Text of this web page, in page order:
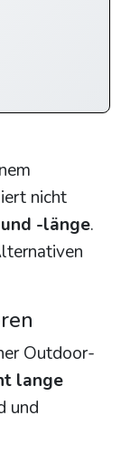
nicht
-länge.
Outdoor-
lange
und